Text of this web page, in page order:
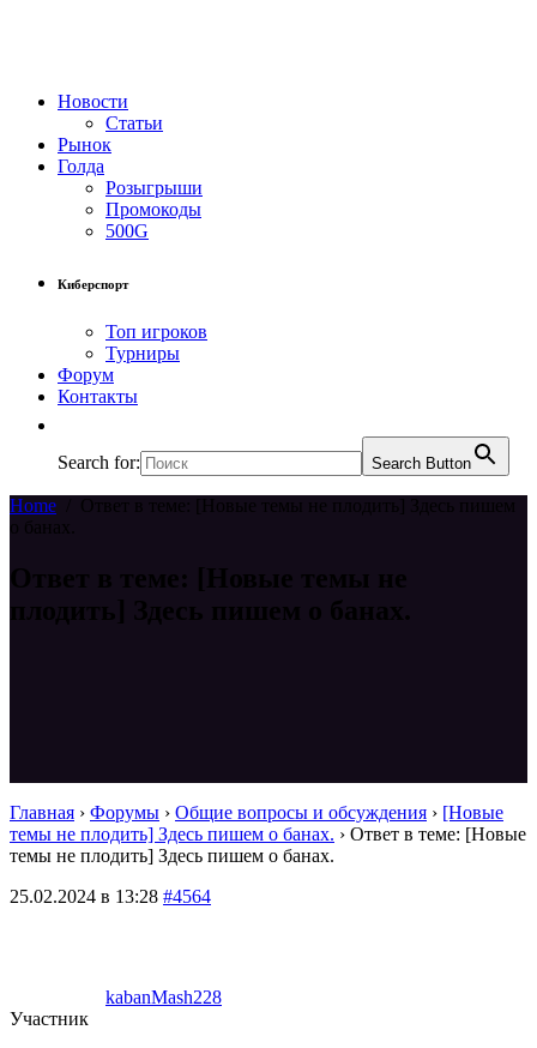
Новости
Статьи
Рынок
Голда
Розыгрыши
Промокоды
500G
Киберспорт
Топ игроков
Турниры
Форум
Контакты
Search for: Search Button
Home
Ответ в теме: [Новые темы не плодить] Здесь пишем
о банах.
Ответ в теме: [Новые темы не
плодить] Здесь пишем о банах.
Главная › Форумы › Общие вопросы и обсуждения › [Новые
темы не плодить] Здесь пишем о банах. › Ответ в теме: [Новые
темы не плодить] Здесь пишем о банах.
25.02.2024 в 13:28 #4564
kabanMash228
Участник